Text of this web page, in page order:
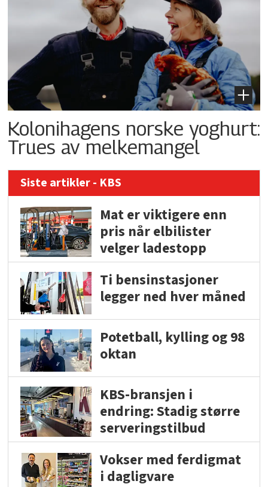
Kolonihagens norske yoghurt:
Trues av melkemangel
Siste artikler - KBS
Mat er viktigere enn
pris når elbilister
velger ladestopp
Ti bensinstasjoner
legger ned hver måned
Potetball, kylling og 98
oktan
KBS-bransjen i
endring: Stadig større
serveringstilbud
Vokser med ferdigmat
i dagligvare